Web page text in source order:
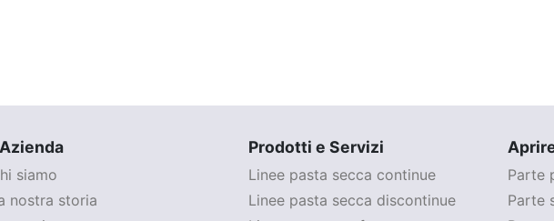
siamo
nostra storia
Prodotti e Servizi
Linee pasta secca continue
Linee pasta secca discontinue
Parte
Parte